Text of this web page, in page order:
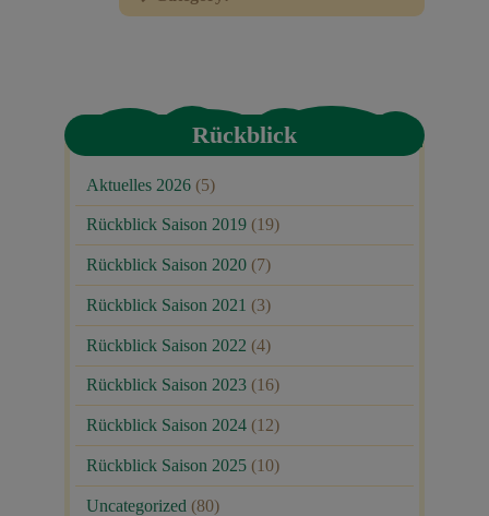
Rückblick
Aktuelles 2026 (5)
Rückblick Saison 2019 (19)
Rückblick Saison 2020 (7)
Rückblick Saison 2021 (3)
Rückblick Saison 2022 (4)
Rückblick Saison 2023 (16)
Rückblick Saison 2024 (12)
Rückblick Saison 2025 (10)
Uncategorized (80)